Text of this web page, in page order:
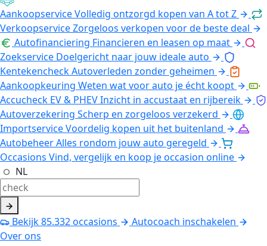
AankoopserviceVolledig ontzorgd kopen van A tot Z
VerkoopserviceZorgeloos verkopen voor de beste deal
Autofinanciering Financieren en leasen op maat
Zoekservice Doelgericht naar jouw ideale auto
KentekencheckAutoverleden zonder geheimen
Aankoopkeuring Weten wat voor auto je écht koopt
Accucheck EV & PHEVInzicht in accustaat en rijbereik
Autoverzekering Scherp en zorgeloos verzekerd
ImportserviceVoordelig kopen uit het buitenland
AutobeheerAlles rondom jouw auto geregeld
Occasions Vind, vergelijk en koop je occasion online
NL
Bekijk85.332occasions
Autocoach inschakelen
Over ons